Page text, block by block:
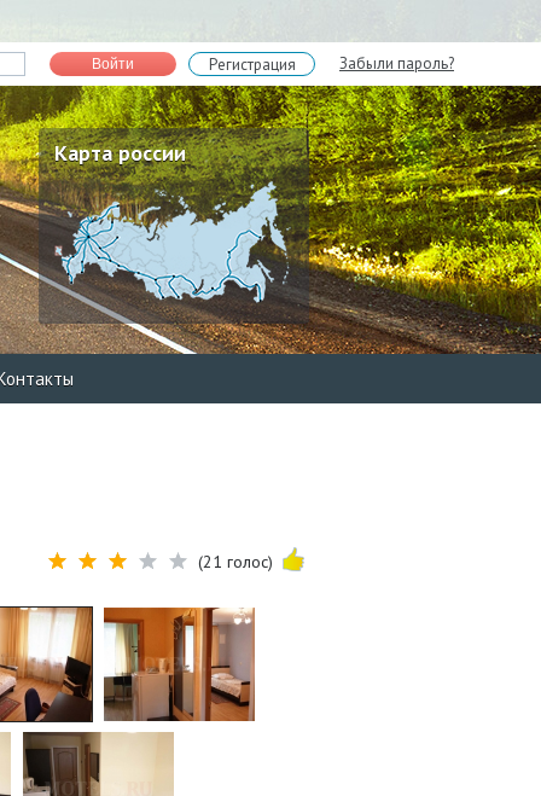
Войти Регистрация Забыли пароль?
Карта россии
(21 голос)